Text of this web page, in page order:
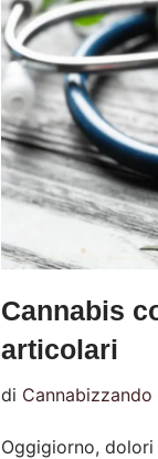
Cannabis
articolari
di
Oggigiorno,